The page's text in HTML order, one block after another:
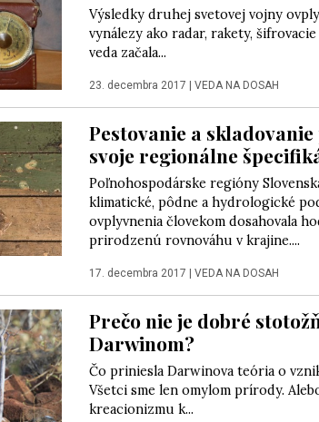
Výsledky druhej svetovej vojny
vynálezy ako radar, rakety,
veda začala...
23. decembra 2017 VEDA NA DOSAH
Pestovanie a
svoje regionálne
Poľnohospodárske regióny
klimatické, pôdne a hydrologické
ovplyvnenia človekom dosahovala
prirodzenú rovnováhu v krajine....
17. decembra 2017 VEDA NA DOSAH
Prečo nie je dobré
Darwinom?
Čo priniesla Darwinova teória o
Všetci sme len omylom prírody.
kreacionizmu k...